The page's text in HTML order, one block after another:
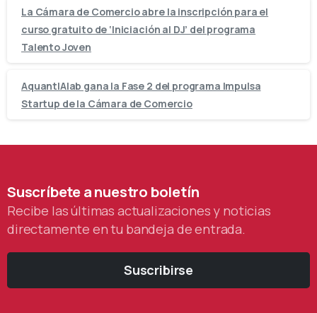
La Cámara de Comercio abre la inscripción para el
curso gratuito de ‘Iniciación al DJ’ del programa
Talento Joven
AquantIAlab gana la Fase 2 del programa Impulsa
Startup de la Cámara de Comercio
Suscríbeteanuestro boletín
Recibe las últimas actualizaciones y noticias
directamente en tu bandeja de entrada.
Suscribirse